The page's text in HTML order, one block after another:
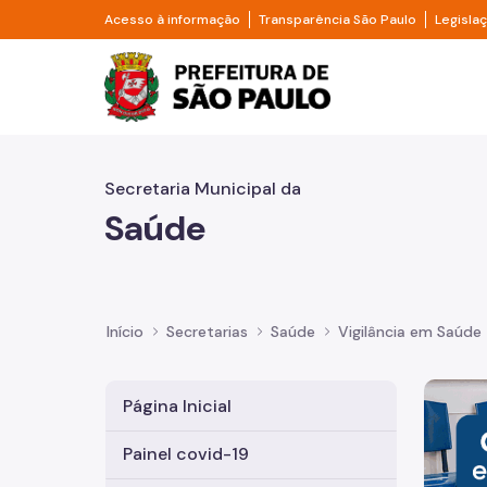
Pular para o Conteúdo principal
Acesso à informação Divisor de acesso à informação
Transparência São Paulo Divisor
Prefeitura de São
Secretaria Municipal da
Saúde
Início Secretarias Saúde Vigilância em Saúde
Página Inicial
Painel covid-19